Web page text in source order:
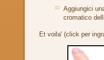
Aggiungici
cromatico
Et voila' (click per